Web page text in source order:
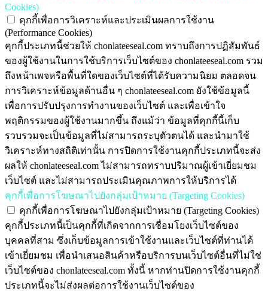
Cookies)
คุกกี้เพื่อการวิเคราะห์และประเมินผลการใช้งาน
(Performance Cookies)
คุกกี้ประเภทนี้ช่วยให้ chonlateeseal.com ทราบถึงการปฏิสัมพันธ์
ของผู้ใช้งานในการใช้บริการเว็บไซต์ของ chonlateeseal.com รวม
ถึงหน้าเพจหรือพื้นที่ใดของเว็บไซต์ที่ได้รับความนิยม ตลอดจน
การวิเคราะห์ข้อมูลด้านอื่น ๆ chonlateeseal.com ยังใช้ข้อมูลนี้
เพื่อการปรับปรุงการทำงานของเว็บไซต์ และเพื่อเข้าใจ
พฤติกรรมของผู้ใช้งานมากขึ้น ถึงแม้ว่า ข้อมูลที่คุกกี้นี้เก็บ
รวบรวมจะเป็นข้อมูลที่ไม่สามารถระบุตัวตนได้ และนำมาใช้
วิเคราะห์ทางสถิติเท่านั้น การปิดการใช้งานคุกกี้ประเภทนี้จะส่ง
ผลให้ chonlateeseal.com ไม่สามารถทราบปริมาณผู้เข้าเยี่ยมชม
เว็บไซต์ และไม่สามารถประเมินคุณภาพการให้บริการได้
คุกกี้เพื่อการโฆษณาไปยังกลุ่มเป้าหมาย (Targeting Cookies)
คุกกี้เพื่อการโฆษณาไปยังกลุ่มเป้าหมาย (Targeting Cookies)
คุกกี้ประเภทนี้เป็นคุกกี้ที่เกิดจากการเชื่อมโยงเว็บไซต์ของ
บุคคลที่สาม ซึ่งเก็บข้อมูลการเข้าใช้งานและเว็บไซต์ที่ท่านได้
เข้าเยี่ยมชม เพื่อนำเสนอสินค้าหรือบริการบนเว็บไซต์อื่นที่ไม่ใช่
เว็บไซต์ของ chonlateeseal.com ทั้งนี้ หากท่านปิดการใช้งานคุกกี้
ประเภทนี้จะไม่ส่งผลต่อการใช้งานเว็บไซต์ของ